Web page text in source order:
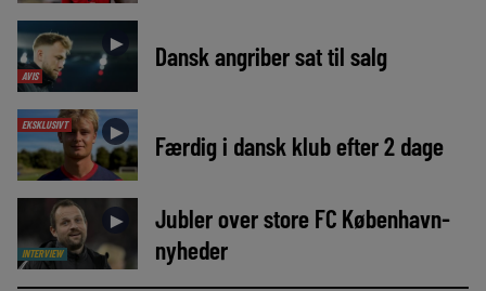
AVIS
► Dansk angriber sat til salg
EKSKLUSIVT ► Færdig i dansk klub efter 2 dage
INTERVIEW
►
Jubler over store FC København-
nyheder